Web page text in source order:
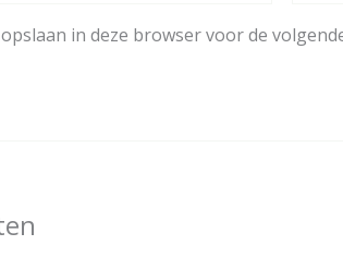
in deze browser voor de